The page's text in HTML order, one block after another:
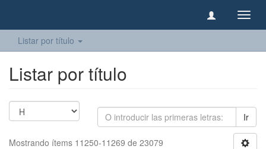
Listar por título
Listar por título
Ir
Mostrando ítems 11250-11269 de 23079